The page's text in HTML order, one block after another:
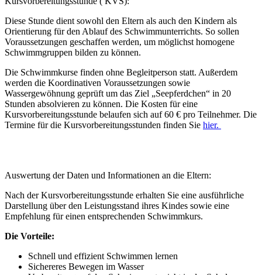
Diese Stunde dient sowohl den Eltern als auch den Kindern als
Orientierung für den Ablauf des Schwimmunterrichts. So sollen
Voraussetzungen geschaffen werden, um möglichst homogene
Schwimmgruppen bilden zu können.
Die Schwimmkurse finden ohne Begleitperson statt. Außerdem
werden die Koordinativen Voraussetzungen sowie
Wassergewöhnung geprüft um das Ziel „Seepferdchen“ in 20
Stunden absolvieren zu können. Die Kosten für eine
Kursvorbereitungsstunde belaufen sich auf 60 € pro Teilnehmer. Die
Termine für die Kursvorbereitungsstunden finden Sie hier.
Auswertung der Daten und Informationen an die Eltern:
Nach der Kursvorbereitungsstunde erhalten Sie eine ausführliche
Darstellung über den Leistungsstand ihres Kindes sowie eine
Empfehlung für einen entsprechenden Schwimmkurs.
Die Vorteile:
Schnell und effizient Schwimmen lernen
Sichereres Bewegen im Wasser